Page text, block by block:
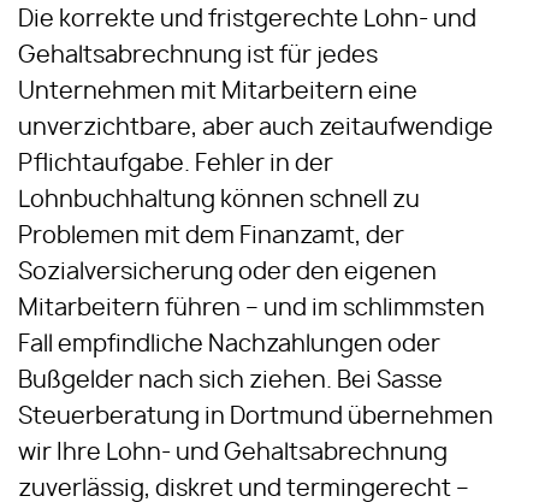
Die korrekte und fristgerechte Lohn- und
Gehaltsabrechnung ist für jedes
Unternehmen mit Mitarbeitern eine
unverzichtbare, aber auch zeitaufwendige
Pflichtaufgabe. Fehler in der
Lohnbuchhaltung können schnell zu
Problemen mit dem Finanzamt, der
Sozialversicherung oder den eigenen
Mitarbeitern führen – und im schlimmsten
Fall empfindliche Nachzahlungen oder
Bußgelder nach sich ziehen. Bei Sasse
Steuerberatung in Dortmund übernehmen
wir Ihre Lohn- und Gehaltsabrechnung
zuverlässig, diskret und termingerecht –